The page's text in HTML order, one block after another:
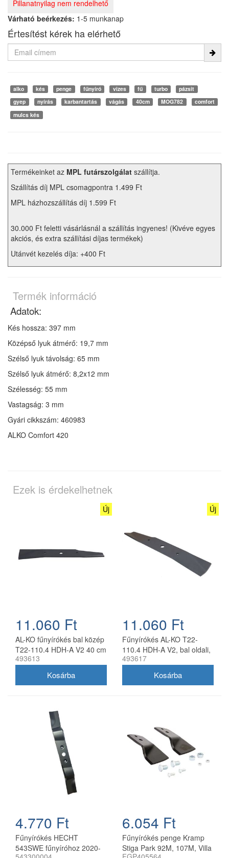
Pillanatnyilag nem rendelhető
Várható beérkezés: 1-5 munkanap
Értesítést kérek ha elérhető
alko kés penge fűnyíró vizes fű turbo
pázsit
gyep
nyírás karbantartás vágás 40cm MOG782
comfort
mulcs kés
Termékeinket az MPL futárszolgálat szállítja.
Szállítás díj MPL csomagpontra 1.499 Ft
MPL házhozszállítás díj 1.599 Ft
30.000 Ft feletti vásárlásnál a szállítás ingyenes! (Kivéve egyes
akciós, és extra szállítási díjas termékek)
Utánvét kezelés díja: +400 Ft
Termék információ
Adatok:
Kés hossza: 397 mm
Középső lyuk átmérő: 19,7 mm
Szélső lyuk távolság: 65 mm
Szélső lyuk átmérő: 8,2x12 mm
Szélesség: 55 mm
Vastagság: 3 mm
Gyári cikkszám: 460983
ALKO Comfort 420
Ezek is érdekelhetnek
Új
11.060 Ft
AL-KO fűnyírókés bal közép
T22-110.4 HDH-A V2 40 cm
493613
Új
11.060 Ft
Fűnyírókés AL-KO T22-
110.4 HDH-A V2, bal oldali,
40 cm
493617
4.770 Ft
Fűnyírókés HECHT
543SWE fűnyíróhoz 2020-
6.054 Ft
Fűnyírókés penge Kramp
Stiga Park 92M, 107M, Villa